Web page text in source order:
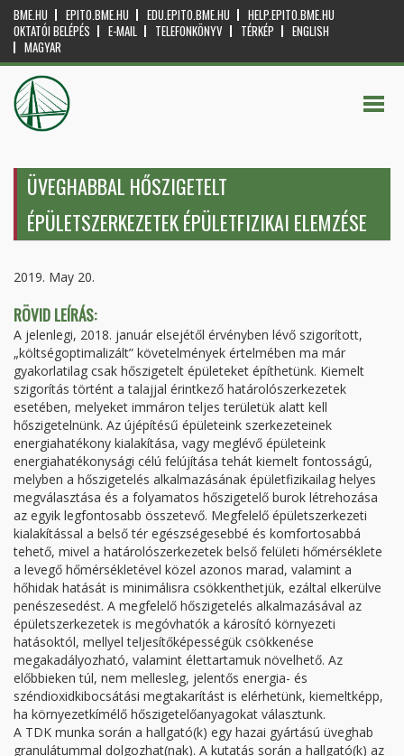
BME.HU EPITO.BME.HU EDU.EPITO.BME.HU
HELP.EPITO.BME.HU
OKTATÓI BELÉPÉS
E-MAIL TELEFONKÖNYV TÉRKÉP
ENGLISH
MAGYAR
ÜVEGHABBAL HŐSZIGETELT
ÉPÜLETSZERKEZETEK ÉPÜLETFIZIKAI ELEMZÉSE
2019. May 20.
RÖVID LEÍRÁS:
A jelenlegi, 2018. január elsejétől érvényben lévő szigorított,
„költségoptimalizált” követelmények értelmében ma már
gyakorlatilag csak hőszigetelt épületeket építhetünk. Kiemelt
szigorítás történt a talajjal érintkező határolószerkezetek
esetében, melyeket immáron teljes területük alatt kell
hőszigetelnünk. Az újépítésű épületeink szerkezeteinek
energiahatékony kialakítása, vagy meglévő épületeink
energiahatékonysági célú felújítása tehát kiemelt fontosságú,
melyben a hőszigetelés alkalmazásának épületfizikailag helyes
megválasztása és a folyamatos hőszigetelő burok létrehozása
az egyik legfontosabb összetevő. Megfelelő épületszerkezeti
kialakítással a belső tér egészségesebbé és komfortosabbá
tehető, mivel a határolószerkezetek belső felületi hőmérséklete
a levegő hőmérsékletével közel azonos marad, valamint a
hőhidak hatását is minimálisra csökkenthetjük, ezáltal elkerülve
penészesedést. A megfelelő hőszigetelés alkalmazásával az
épületszerkezetek is megóvhatók a károsító környezeti
hatásoktól, mellyel teljesítőképességük csökkenése
megakadályozható, valamint élettartamuk növelhető. Az
előbbieken túl, nem mellesleg, jelentős energia- és
széndioxidkibocsátási megtakarítást is elérhetünk, kiemeltképp,
ha környezetkímélő hőszigetelőanyagokat választunk.
A TDK munka során a hallgató(k) egy hazai gyártású üveghab
granulátummal dolgozhat(nak). A kutatás során a hallgató(k) az